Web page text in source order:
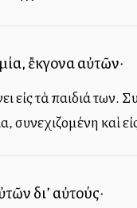
ἔκγονα αὐτῶν·
τὰ παιδιά των.
συνεχιζομένη καὶ
δι’ αὐτούς·